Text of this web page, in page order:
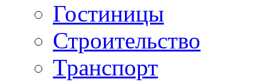
Гостиницы
Строительство
Транспорт